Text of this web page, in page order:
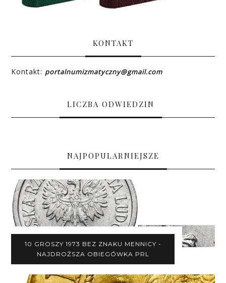
KONTAKT
Kontakt: portalnumizmatyczny@gmail.com
LICZBA ODWIEDZIN
NAJPOPULARNIEJSZE
10 GROSZY 1973 BEZ ZNAKU MENNICY -
NAJDROŻSZA OBIEGÓWKA PRL